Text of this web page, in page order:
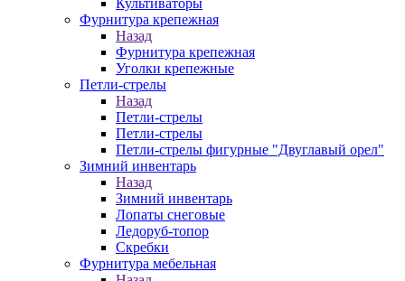
Культиваторы
Фурнитура крепежная
Назад
Фурнитура крепежная
Уголки крепежные
Петли-стрелы
Назад
Петли-стрелы
Петли-стрелы
Петли-стрелы фигурные "Двуглавый орел"
Зимний инвентарь
Назад
Зимний инвентарь
Лопаты снеговые
Ледоруб-топор
Скребки
Фурнитура мебельная